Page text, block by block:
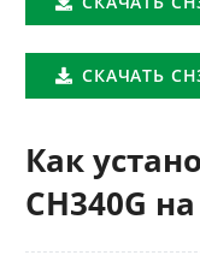
СКАЧАТЬ
Как
CH340G